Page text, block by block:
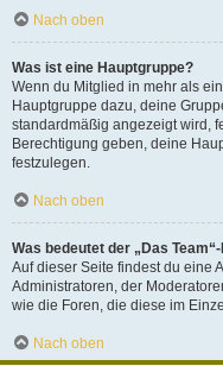
Nach oben
Was ist eine Hauptgruppe?
Wenn du Mitglied in mehr als
Hauptgruppe dazu, deine
standardmäßig angezeigt wird,
Berechtigung geben, deine
festzulegen.
Nach oben
Was bedeutet der „Das
Auf dieser Seite findest du eine
Administratoren, der
wie die Foren, die diese im
Nach oben